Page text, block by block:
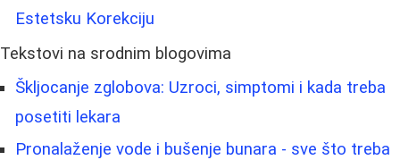
Estetsku Korekciju
Tekstovi na srodnim blogovima
Škljocanje zglobova: Uzroci, simptomi i kada treba
posetiti lekara
Pronalaženje vode i bušenje bunara - sve što treba